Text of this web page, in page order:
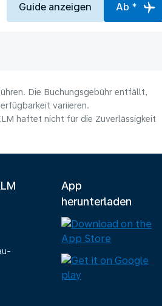
Guide anzeigen Ab *
Die Buchungsgebühr entfällt,
variieren.
haftet nicht für die Zuverlässigkeit
App
herunterladen